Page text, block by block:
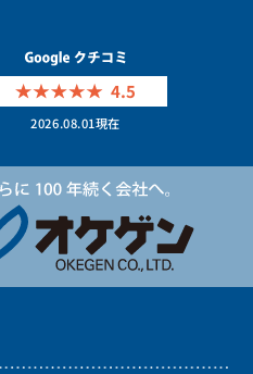
4.5
2026.08.01現在